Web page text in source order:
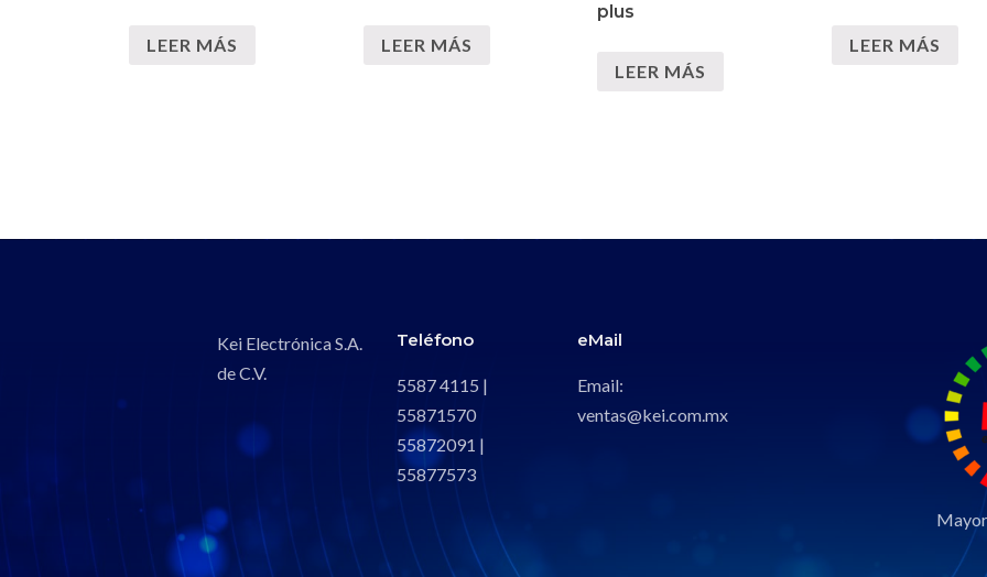
LEER MÁS LEER MÁS
plus
LEER MÁS
LEER MÁS
Kei Electrónica S.A.
de C.V.
Teléfono
5587 4115 |
55871570
55872091 |
55877573
eMail
Email:
ventas@kei.com.mx